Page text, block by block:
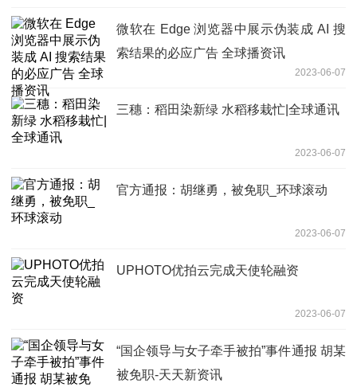
微软在 Edge 浏览器中展示伪装成 AI 搜
索结果的必应广告 全球播资讯
2023-06-07
三穗：稻田染新绿 水稻移栽忙|全球通讯
2023-06-07
官方通报：胡继勇，被免职_环球滚动
2023-06-07
UPHOTO优拍云完成天使轮融资
2023-06-07
“国企领导与女子牵手被拍”事件通报 胡某
被免职-天天新资讯